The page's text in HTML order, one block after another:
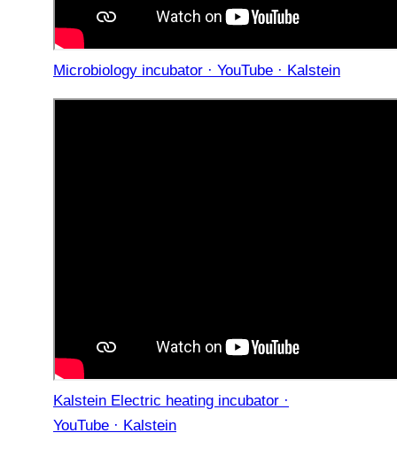
Microbiology incubator · YouTube · Kalstein
Kalstein Electric heating incubator ·
YouTube · Kalstein